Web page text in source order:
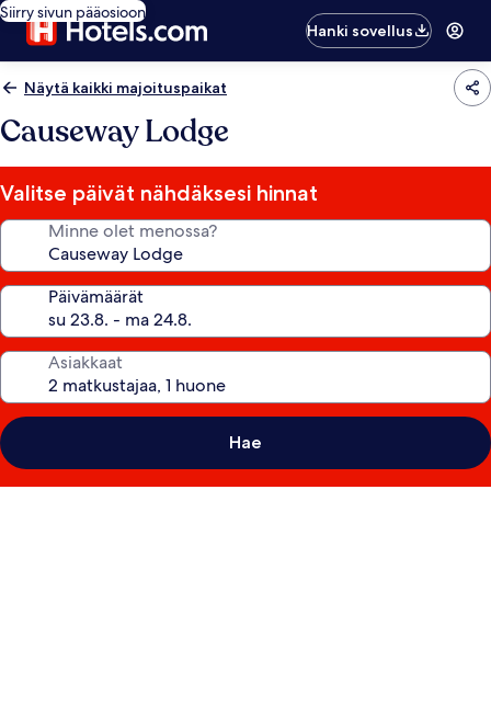
Siirry sivun pääosioon
Hanki sovellus
Näytä kaikki majoituspaikat
Causeway Lodge
Valitse päivät nähdäksesi hinnat
Minne olet menossa?
Päivämäärät
Asiakkaat
Hae